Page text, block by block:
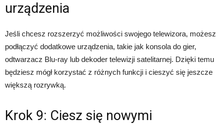
urządzenia
Jeśli chcesz rozszerzyć możliwości swojego telewizora, możesz
podłączyć dodatkowe urządzenia, takie jak konsola do gier,
odtwarzacz Blu-ray lub dekoder telewizji satelitarnej. Dzięki temu
będziesz mógł korzystać z różnych funkcji i cieszyć się jeszcze
większą rozrywką.
Krok 9: Ciesz się nowymi